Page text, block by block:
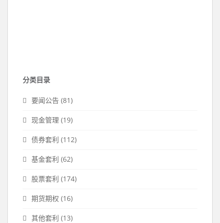
分类目录
要闻公告 (81)
现金管理 (19)
债券套利 (112)
基金套利 (62)
股票套利 (174)
期货期权 (16)
其他套利 (13)